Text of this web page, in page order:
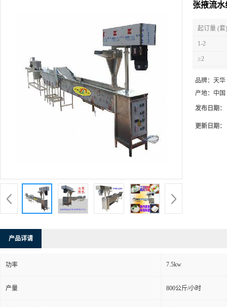
张掖流
起订量 (套)
1-2
≥2
品牌： 天华
产地： 中国
发布日期：
更新日期：
产品详请
功率 7.5kw
产量 800公斤/小时